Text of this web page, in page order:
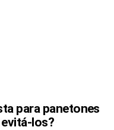
para panetones
los?